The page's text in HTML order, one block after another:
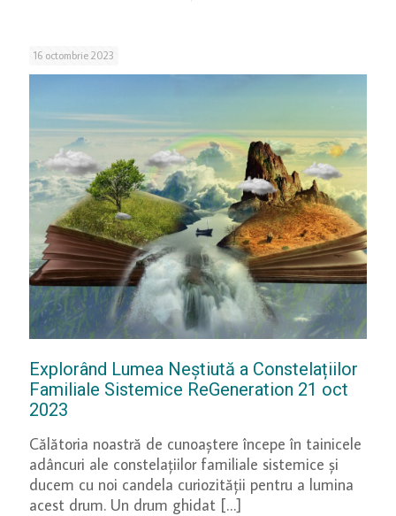
16 octombrie 2023
Explorând Lumea Neștiută a Constelațiilor
Familiale Sistemice ReGeneration 21 oct
2023
Călătoria noastră de cunoaștere începe în tainicele
adâncuri ale constelațiilor familiale sistemice și
ducem cu noi candela curiozității pentru a lumina
acest drum. Un drum ghidat […]